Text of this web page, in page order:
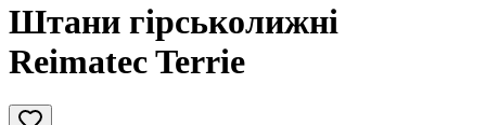
Штани гірськолижні
Reimatec Terrie